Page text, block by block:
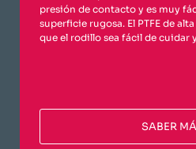
presión de contacto y es muy
superficie rugosa. El PTFE de
que el rodillo sea fácil de cuidar
​SABER